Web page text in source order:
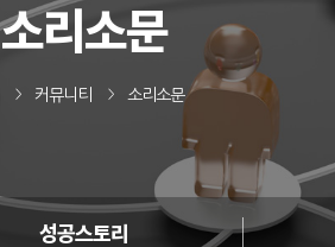
소리소문
커뮤니티 소리소문
성공스토리